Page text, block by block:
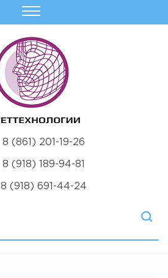
8 (861) 201-19-26
8 (918) 189-94-81
8 (918) 691-44-24